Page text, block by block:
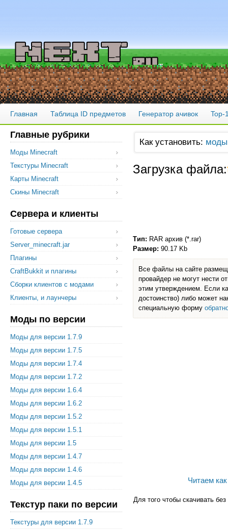
Главная Таблица ID предметов Генератор ачивок Top-
Главные рубрики
Моды Minecraft
Текстуры Minecraft
Карты Minecraft
Скины Minecraft
Сервера и клиенты
Готовые сервера
Server_minecraft.jar
Плагины
CraftBukkit и плагины
Сборки клиентов с модами
Клиенты, и лаунчеры
Моды по версии
Моды для версии 1.7.9
Моды для версии 1.7.5
Моды для версии 1.7.4
Моды для версии 1.7.2
Моды для версии 1.6.4
Моды для версии 1.6.2
Моды для версии 1.5.2
Моды для версии 1.5.1
Моды для версии 1.5
Моды для версии 1.4.7
Моды для версии 1.4.6
Моды для версии 1.4.5
Текстур паки по версии
Текстуры для версии 1.7.9
Как установить: моды
Загрузка файла:
Тип: RAR архив (*.rar)
Размер: 90.17 Kb
Все файлы на сайте
провайдер не могут нести
этим утверждением. Если
достоинство) либо может
специальную форму
Читаем
Для того чтобы скачивать